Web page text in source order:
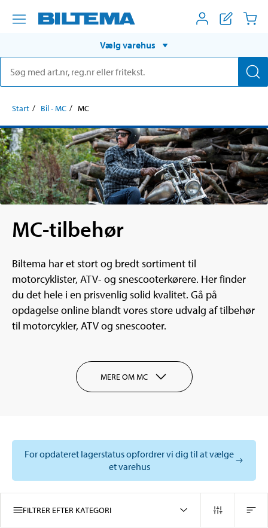
Vælg varehus
Start Bil - MC MC
MC-tilbehør
Biltema har et stort og bredt sortiment til
motorcyklister, ATV- og snescooterkørere. Her finder
du det hele i en prisvenlig solid kvalitet. Gå på
opdagelse online blandt vores store udvalg af tilbehør
til motorcykler, ATV og snescooter.
MERE OM MC
For opdateret lagerstatus opfordrer vi dig til at vælge
et varehus
FILTRER EFTER KATEGORI